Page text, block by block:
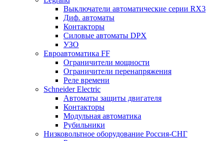
Выключатели автоматические серии RX3
Диф. автоматы
Контакторы
Силовые автоматы DPX
УЗО
Евроавтоматика FF
Ограничители мощности
Ограничители перенапряжения
Реле времени
Schneider Electric
Автоматы защиты двигателя
Контакторы
Модульная автоматика
Рубильники
Низковольтное оборудование Россия-СНГ